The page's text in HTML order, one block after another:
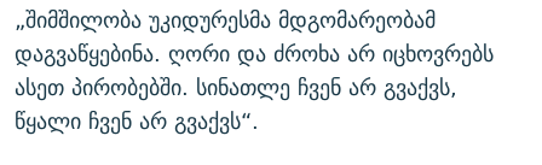
„შიმშილობა უკიდურესმა მდგომარეობამ
დაგვაწყებინა. ღორი და ძროხა არ იცხოვრებს
ასეთ პირობებში. სინათლე ჩვენ არ გვაქვს,
წყალი ჩვენ არ გვაქვს“.